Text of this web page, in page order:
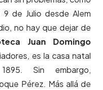
de Julio desde Alem
no hay que dejar de
Juan Domingo
es la casa natal
Sin embargo,
Pérez. Más allá de